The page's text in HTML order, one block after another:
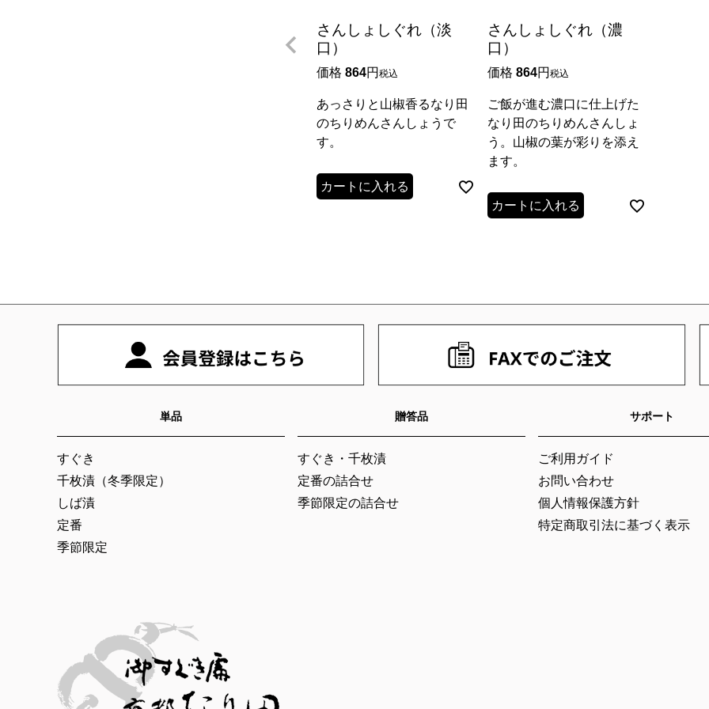
さんしょしぐれ（淡
口）
価格 864 税込
あっさりと山椒香るなり田
のちりめんさんしょうで
す。
カートに入れる
さんしょしぐれ（濃
口）
価格 864 税込
ご飯が進む濃口に仕上げた
なり田のちりめんさんしょ
う。山椒の葉が彩りを添え
ます。
カートに入れる
単品
すぐき
千枚漬（冬季限定）
しば漬
定番
季節限定
贈答品
すぐき・千枚漬
定番の詰合せ
季節限定の詰合せ
サポート
ご利用ガイド
お問い合わせ
個人情報保護方針
特定商取引法に基づく表示